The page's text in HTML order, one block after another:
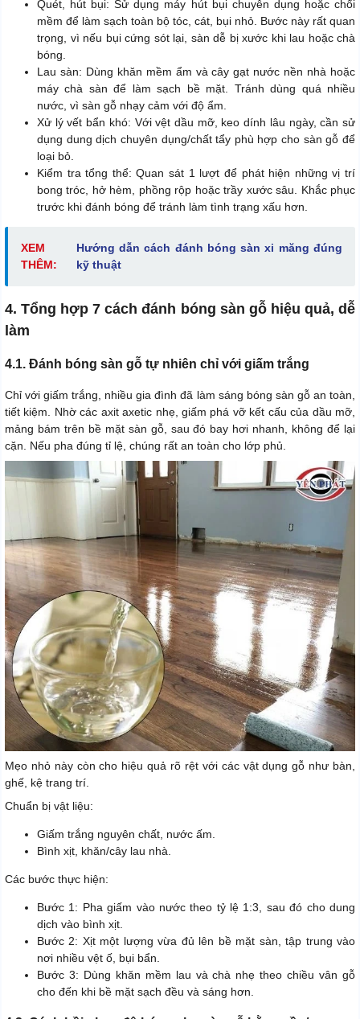
Quét, hút bụi: Sử dụng máy hút bụi chuyên dụng hoặc chổi
mềm để làm sạch toàn bộ tóc, cát, bụi nhỏ. Bước này rất quan
trọng, vì nếu bụi cứng sót lại, sàn dễ bị xước khi lau hoặc chà
bóng.
Lau sàn: Dùng khăn mềm ẩm và cây gạt nước nền nhà hoặc
máy chà sàn để làm sạch bề mặt. Tránh dùng quá nhiều
nước, vì sàn gỗ nhạy cảm với độ ẩm.
Xử lý vết bẩn khó: Với vệt dầu mỡ, keo dính lâu ngày, cần sử
dụng dung dịch chuyên dụng/chất tẩy phù hợp cho sàn gỗ để
loại bỏ.
Kiểm tra tổng thể: Quan sát 1 lượt để phát hiện những vị trí
bong tróc, hở hèm, phồng rộp hoặc trầy xước sâu. Khắc phục
trước khi đánh bóng để tránh làm tình trạng xấu hơn.
XEM
THÊM:
Hướng dẫn cách đánh bóng sàn xi măng đúng
kỹ thuật
4. Tổng hợp 7 cách đánh bóng sàn gỗ hiệu quả, dễ
làm
4.1. Đánh bóng sàn gỗ tự nhiên chỉ với giấm trắng
Chỉ với giấm trắng, nhiều gia đình đã làm sáng bóng sàn gỗ an toàn,
tiết kiệm. Nhờ các axit axetic nhẹ, giấm phá vỡ kết cấu của dầu mỡ,
mảng bám trên bề mặt sàn gỗ, sau đó bay hơi nhanh, không để lại
cặn. Nếu pha đúng tỉ lệ, chúng rất an toàn cho lớp phủ.
Mẹo nhỏ này còn cho hiệu quả rõ rệt với các vật dụng gỗ như bàn,
ghế, kệ trang trí.
Chuẩn bị vật liệu:
Giấm trắng nguyên chất, nước ấm.
Bình xịt, khăn/cây lau nhà.
Các bước thực hiện:
Bước 1: Pha giấm vào nước theo tỷ lệ 1:3, sau đó cho dung
dịch vào bình xịt.
Bước 2: Xịt một lượng vừa đủ lên bề mặt sàn, tập trung vào
nơi nhiều vệt ố, bụi bẩn.
Bước 3: Dùng khăn mềm lau và chà nhẹ theo chiều vân gỗ
cho đến khi bề mặt sạch đều và sáng hơn.